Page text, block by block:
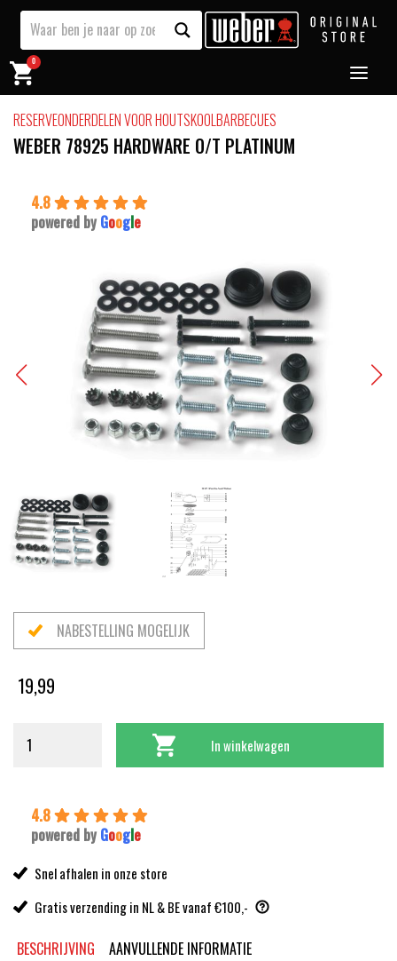
0
RESERVEONDERDELEN VOOR HOUTSKOOLBARBECUES
WEBER 78925 HARDWARE O/T PLATINUM
4.8
powered by Google
NABESTELLING MOGELIJK
19,99
In winkelwagen
4.8
powered by Google
Snel afhalen in onze store
Gratis verzending in NL & BE vanaf €100,-
BESCHRIJVING AANVULLENDE INFORMATIE